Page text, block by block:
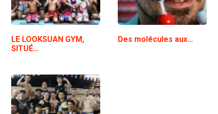
LE LOOKSUAN GYM,
SITUÉ…
Des molécules aux…